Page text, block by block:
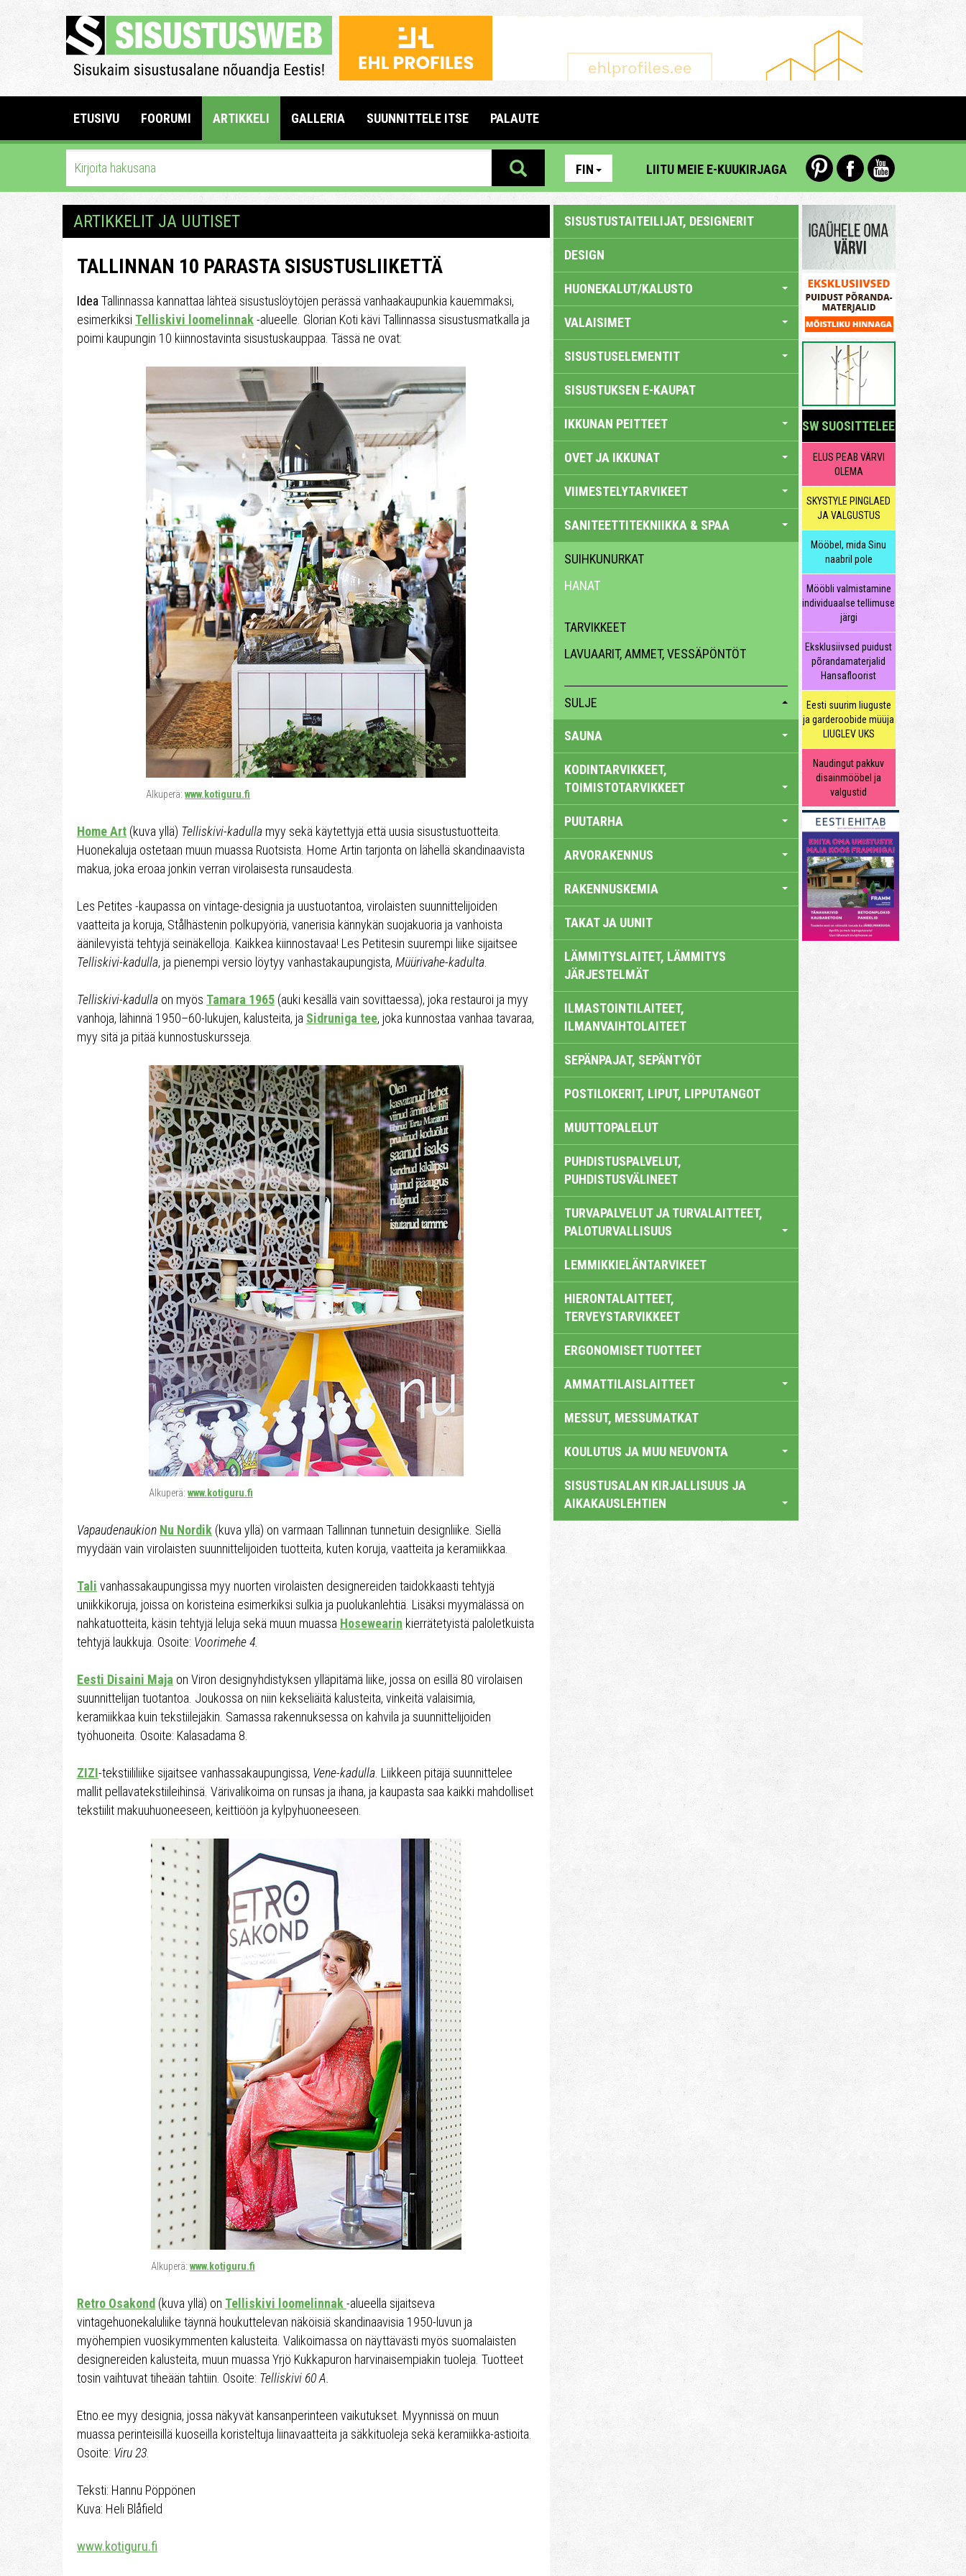
ETUSIVU FOORUMI ARTIKKELI GALLERIA SUUNNITTELE ITSE PALAUTE
FIN LIITU MEIE E-KUUKIRJAGA
ARTIKKELIT JA UUTISET
TALLINNAN 10 PARASTA SISUSTUSLIIKETTÄ
Idea Tallinnassa kannattaa lähteä sisustuslöytöjen perässä vanhaakaupunkia kauemmaksi,
esimerkiksi Telliskivi loomelinnak-alueelle. Glorian Koti kävi Tallinnassa sisustusmatkalla ja
poimi kaupungin 10 kiinnostavinta sisustuskauppaa. Tässä ne ovat:
Alkuperä:www.kotiguru.fi
Home Art (kuva yllä) Telliskivi-kadulla myy sekä käytettyjä että uusia sisustustuotteita.
Huonekaluja ostetaan muun muassa Ruotsista. Home Artin tarjonta on lähellä skandinaavista
makua, joka eroaa jonkin verran virolaisesta runsaudesta.
Les Petites -kaupassa on vintage-designia ja uustuotantoa, virolaisten suunnittelijoiden
vaatteita ja koruja, Stålhästenin polkupyöriä, vanerisia kännykän suojakuoria ja vanhoista
äänilevyistä tehtyjä seinäkelloja. Kaikkea kiinnostavaa! Les Petitesin suurempi liike sijaitsee
Telliskivi-kadulla, ja pienempi versio löytyy vanhastakaupungista, Müürivahe-kadulta
Telliskivi-kadulla on myös Tamara 1965 (auki kesällä vain sovittaessa), joka restauroi ja myy
vanhoja, lähinnä 1950–60-lukujen, kalusteita, ja Sidruniga tee, joka kunnostaa vanhaa tavaraa,
myy sitä ja pitää kunnostuskursseja.
Alkuperä: www.kotiguru.fi
Vapaudenaukion Nu Nordik (kuva yllä) on varmaan Tallinnan tunnetuin designliike. Siellä
myydään vain virolaisten suunnittelijoiden tuotteita, kuten koruja, vaatteita ja keramiikkaa.
Tali vanhassakaupungissa myy nuorten virolaisten designereiden taidokkaasti tehtyjä
uniikkikoruja, joissa on koristeina esimerkiksi sulkia ja puolukanlehtiä. Lisäksi myymälässä on
nahkatuotteita, käsin tehtyjä leluja sekä muun muassa Hosewearin kierrätetyistä paloletkuista
tehtyjä laukkuja. Osoite: Voorimehe 4.
Eesti Disaini Maja on Viron designyhdistyksen ylläpitämä liike, jossa on esillä 80 virolaisen
suunnittelijan tuotantoa. Joukossa on niin kekseliäitä kalusteita, vinkeitä valaisimia,
keramiikkaa kuin tekstiilejäkin. Samassa rakennuksessa on kahvila ja suunnittelijoiden
työhuoneita. Osoite: Kalasadama 8.
ZIZI-tekstiililiike sijaitsee vanhassakaupungissa, Vene-kadulla . Liikkeen pitäjä suunnittelee
mallit pellavatekstiileihinsä. Värivalikoima on runsas ja ihana, ja kaupasta saa kaikki mahdolliset
tekstiilit makuuhuoneeseen, keittiöön ja kylpyhuoneeseen.
Alkuperä: www.kotiguru.fi
Retro Osakond (kuva yllä) on Telliskivi loomelinnak-alueella sijaitseva
vintagehuonekaluliike täynnä houkuttelevan näköisiä skandinaavisia 1950-luvun ja
myöhempien vuosikymmenten kalusteita. Valikoimassa on näyttävästi myös suomalaisten
designereiden kalusteita, muun muassa Yrjö Kukkapuron harvinaisempiakin tuoleja. Tuotteet
tosin vaihtuvat tiheään tahtiin. Osoite: Telliskivi 60 A.
Etno.ee myy designia, jossa näkyvät kansanperinteen vaikutukset. Myynnissä on muun
muassa perinteisillä kuoseilla koristeltuja liinavaatteita ja säkkituoleja sekä keramiikka-astioita.
Osoite: Viru 23
Teksti: Hannu Pöppönen
Kuva: Heli Blåfield
www.kotiguru.fi
SISUSTUSTAITEILIJAT, DESIGNERIT
DESIGN
HUONEKALUT/KALUSTO
VALAISIMET
SISUSTUSELEMENTIT
SISUSTUKSEN E-KAUPAT
IKKUNAN PEITTEET
OVET JA IKKUNAT
VIIMESTELYTARVIKEET
SANITEETTITEKNIIKKA & SPAA
SUIHKUNURKAT
HANAT
TARVIKKEET
LAVUAARIT, AMMET, VESSÄPÖNTÖT
SULJE
SAUNA
KODINTARVIKKEET,
TOIMISTOTARVIKKEET
PUUTARHA
ARVORAKENNUS
RAKENNUSKEMIA
TAKAT JA UUNIT
LÄMMITYSLAITET, LÄMMITYS
JÄRJESTELMÄT
ILMASTOINTILAITEET,
ILMANVAIHTOLAITEET
SEPÄNPAJAT, SEPÄNTYÖT
POSTILOKERIT, LIPUT, LIPPUTANGOT
MUUTTOPALELUT
PUHDISTUSPALVELUT,
PUHDISTUSVÄLINEET
TURVAPALVELUT JA TURVALAITTEET,
PALOTURVALLISUUS
LEMMIKKIELÄNTARVIKEET
HIERONTALAITTEET,
TERVEYSTARVIKKEET
ERGONOMISET TUOTTEET
AMMATTILAISLAITTEET
MESSUT, MESSUMATKAT
KOULUTUS JA MUU NEUVONTA
SISUSTUSALAN KIRJALLISUUS JA
AIKAKAUSLEHTIEN
SW SUOSITTELEE
ELUS PEAB VÄRVI
OLEMA
SKYSTYLE PINGLAED
JA VALGUSTUS
Mööbel, mida Sinu
naabril pole
Mööbli valmistamine
individuaalse tellimuse
järgi
Eksklusiivsed puidust
põrandamaterjalid
Hansafloorist
Eesti suurim liuguste
ja garderoobide müüja
LIUGLEV UKS
Naudingut pakkuv
disainmööbel ja
valgustid